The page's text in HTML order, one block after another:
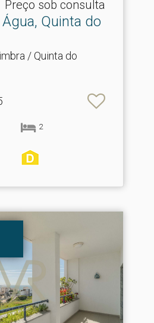
Preço sob consulta
Quinta do
/ Quinta do
2